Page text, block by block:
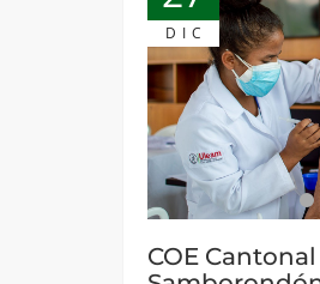
DIC
COE